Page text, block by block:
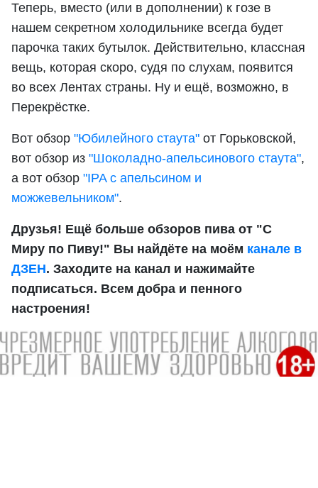
Теперь, вместо (или в дополнении) к гозе в
нашем секретном холодильнике всегда будет
парочка таких бутылок. Действительно, классная
вещь, которая скоро, судя по слухам, появится
во всех Лентах страны. Ну и ещё, возможно, в
Перекрёстке.
Вот обзор "Юбилейного стаута" от Горьковской,
вот обзор из "Шоколадно-апельсинового стаута",
а вот обзор "IPA с апельсином и
можжевельником".
Друзья! Ещё больше обзоров пива от "С
Миру по Пиву!" Вы найдёте на моём канале в
ДЗЕН. Заходите на канал и нажимайте
подписаться. Всем добра и пенного
настроения!